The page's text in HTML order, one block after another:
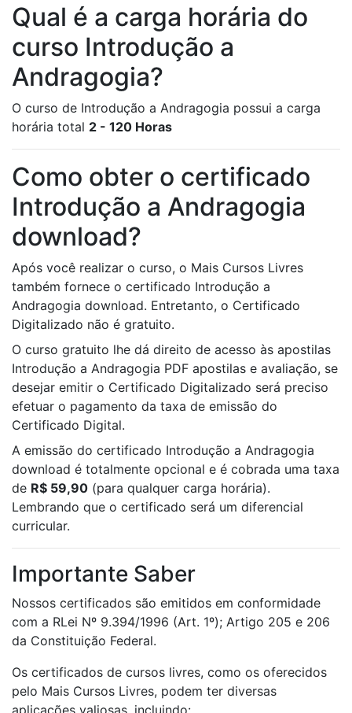
Qual é a carga horária do
curso Introdução a
Andragogia?
O curso de Introdução a Andragogia possui a carga
horária total 2 - 120 Horas
Como obter o certificado
Introdução a Andragogia
download?
Após você realizar o curso, o Mais Cursos Livres
também fornece o certificado Introdução a
Andragogia download. Entretanto, o Certificado
Digitalizado não é gratuito.
O curso gratuito lhe dá direito de acesso às apostilas
Introdução a Andragogia PDF apostilas e avaliação, se
desejar emitir o Certificado Digitalizado será preciso
efetuar o pagamento da taxa de emissão do
Certificado Digital.
A emissão do certificado Introdução a Andragogia
download é totalmente opcional e é cobrada uma taxa
de R$ 59,90 (para qualquer carga horária).
Lembrando que o certificado será um diferencial
curricular.
Importante Saber
Nossos certificados são emitidos em conformidade
com a RLei Nº 9.394/1996 (Art. 1º); Artigo 205 e 206
da Constituição Federal.
Os certificados de cursos livres, como os oferecidos
pelo Mais Cursos Livres, podem ter diversas
aplicações valiosas, incluindo: